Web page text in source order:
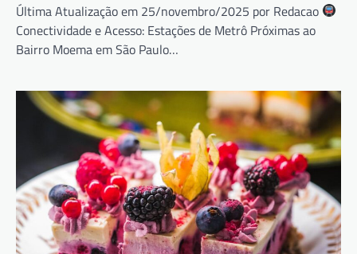
Última Atualização em 25/novembro/2025 por Redacao
Conectividade e Acesso: Estações de Metrô Próximas ao
Bairro Moema em São Paulo…